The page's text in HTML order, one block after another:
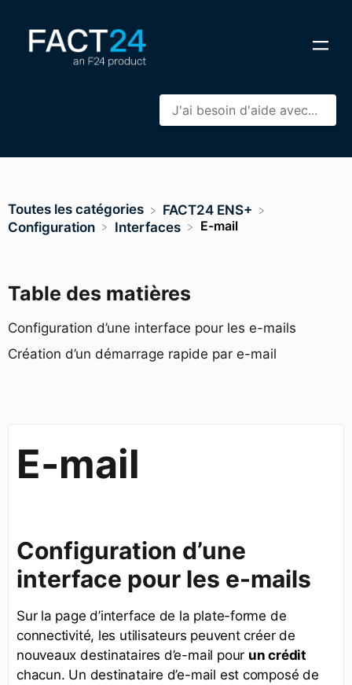
Table des matières
Configuration d’une interface pour les e-mails
Création d’un démarrage rapide par e-mail
Toutes les catégories
​FACT24 ENS+
​Configuration
​Interfaces E-mail
E-mail
Configuration d’une
interface pour les e-mails
Sur la page d’interface de la plate-forme de
connectivité, les utilisateurs peuvent créer de
nouveaux destinataires d’e-mail pour un crédit
chacun. Un destinataire d’e-mail est composé de